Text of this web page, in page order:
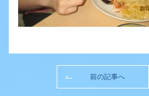
前の記事へ